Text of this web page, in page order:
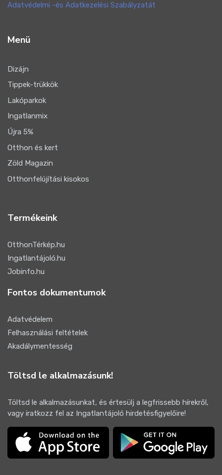
Adatvédelmi -és Adatkezelési Szabályzatát
Menü
Dizájn
Tippek-trükkök
Lakóparkok
Ingatlanmix
Újra 5%
Otthon és kert
Zöld Magazin
Otthonfelújítási kisokos
Termékeink
OtthonTérkép.hu
Ingatlantájoló.hu
Jobinfo.hu
Fontos dokumentumok
Adatvédelem
Felhasználási feltételek
Akadálymentesség
Töltsd le alkalmazásunk!
Töltsd le alkalmazásunkat, és értesülj a legfrissebb hírekről,
vagy iratkozz fel az Ingatlantájoló hirdetésfigyelőire!